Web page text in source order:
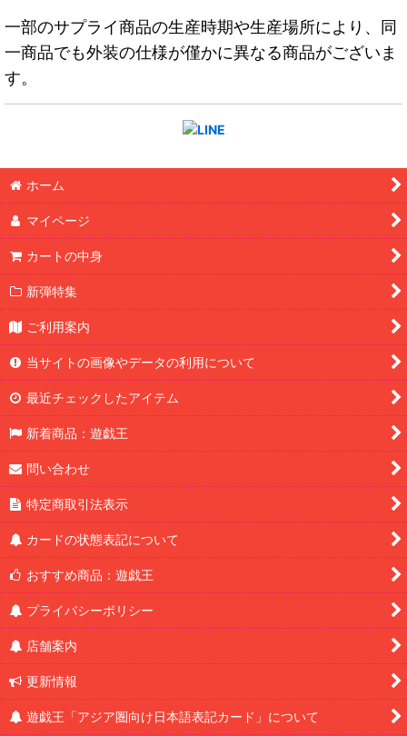
一部のサプライ商品の生産時期や生産場所により、同
一商品でも外装の仕様が僅かに異なる商品がございま
す。
ホーム
マイページ
カートの中身
新弾特集
ご利用案内
当サイトの画像やデータの利用について
最近チェックしたアイテム
新着商品：遊戯王
問い合わせ
特定商取引法表示
カードの状態表記について
おすすめ商品：遊戯王
プライバシーポリシー
店舗案内
更新情報
遊戯王「アジア圏向け日本語表記カード」について